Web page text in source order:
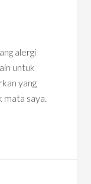
alergi
untuk
yang
mata saya.